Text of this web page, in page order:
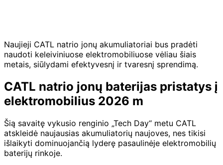
Naujieji CATL natrio jonų akumuliatoriai bus pradėti
naudoti keleiviniuose elektromobiliuose vėliau šiais
metais, siūlydami efektyvesnį ir tvaresnį sprendimą.
CATL natrio jonų baterijas pristatys į
elektromobilius 2026 m
Šią savaitę vykusio renginio „Tech Day“ metu CATL
atskleidė naujausias akumuliatorių naujoves, nes tikisi
išlaikyti dominuojančią lyderę pasaulinėje elektromobilių
baterijų rinkoje.